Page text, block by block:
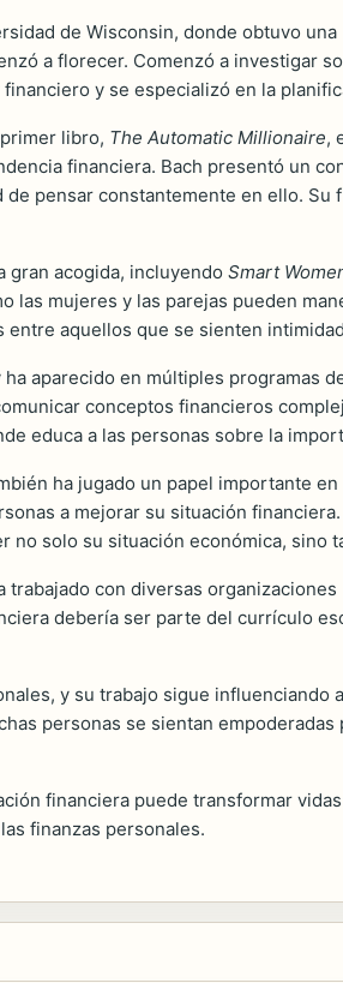
de Wisconsin, donde obtuvo
a florecer. Comenzó a investigar
y se especializó en la
libro, The Automatic Millionaire,
financiera. Bach presentó un
pensar constantemente en ello. Su
gran acogida, incluyendo Smart
mujeres y las parejas pueden
aquellos que se sienten
aparecido en múltiples programas
conceptos financieros
educa a las personas sobre la
ha jugado un papel importante
a mejorar su situación
no solo su situación económica, sino
con diversas
debería ser parte del currículo
y su trabajo sigue
personas se sientan
financiera puede transformar
finanzas personales.